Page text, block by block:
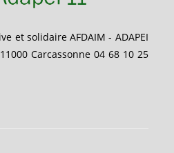
et solidaire AFDAIM - ADAPEI
Carcassonne 04 68 10 25